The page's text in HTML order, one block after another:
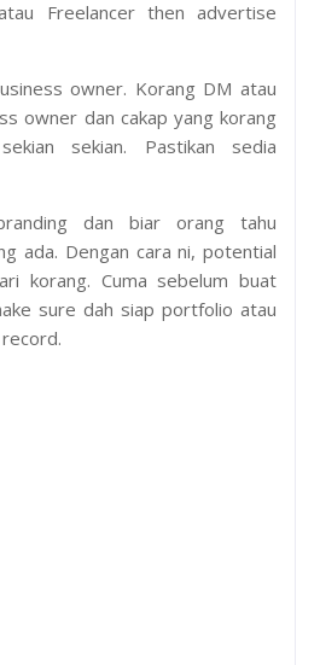
Freelancer then advertise
owner. Korang DM atau
owner dan cakap yang korang
sekian. Pastikan sedia
dan biar orang tahu
ada. Dengan cara ni, potential
korang. Cuma sebelum buat
sure dah siap portfolio atau